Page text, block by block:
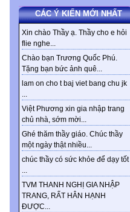
CÁC Ý KIẾN MỚI NHẤT
Xin chào Thầy ạ. Thầy cho e hỏi
flie nghe...
Chào bạn Trương Quốc Phú.
Tặng bạn bức ảnh quê...
lam on cho t baj viet bang chu jk
...
Việt Phương xin gia nhập trang
chủ nhà, sớm mời...
Ghé thăm thầy giáo. Chúc thầy
một ngày thật nhiều...
chúc thầy có sức khỏe để dạy tốt
...
TVM THANH NGHỊ GIA NHẬP
TRANG, RẤT HÂN HẠNH
ĐƯỢC...